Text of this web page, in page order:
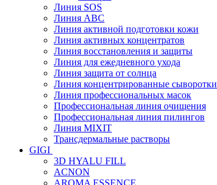
Линия SOS
Линия АВС
Линия активной подготовки кожи
Линия активных концентратов
Линия восстановления и защиты
Линия для ежедневного ухода
Линия защита от солнца
Линия концентрированные сыворотки
Линия профессиональных масок
Профессиональная линия очищения
Профессиональная линия пилингов
Линия MIXIT
Трансдермальные растворы
GIGI
3D HYALU FILL
ACNON
AROMA ESSENCE